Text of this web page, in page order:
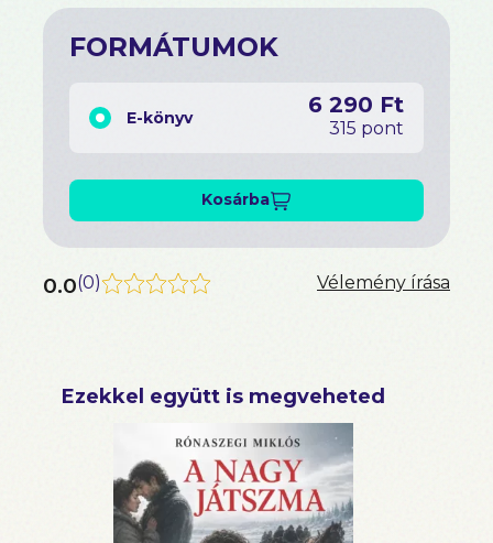
FORMÁTUMOK
E-könyv 6 290 Ft
315 pont
Kosárba
0.0(0) Vélemény írása
Ezekkel együtt is megveheted